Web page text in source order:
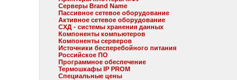
Серверы Brand Name
Пассивное сетевое оборудование
Активное сетевое оборудование
СХД - системы хранения данных
Компоненты компьютеров
Компоненты серверов
Источники бесперебойного питания
Российское ПО
Программное обеспечение
Термошкафы IP PROM
Специальные цены